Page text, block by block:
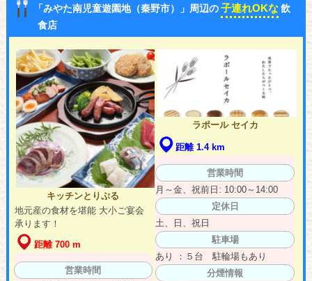
「みやた南児童遊園地（秦野市）」周辺の子連れOKな 飲
食店
キッチンとりぷる
地元産の食材を堪能 大小ご宴会
承ります！
距離 700 m
営業時間
ラポール セイカ
距離 1.4 km
営業時間
月～金、祝前日: 10:00～14:00
定休日
土、日、祝日
駐車場
あり ：５台 駐輪場もあり
分煙情報